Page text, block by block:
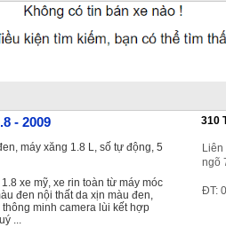
- 2009 310
máy xăng 1.8 L, số tự động, 5
xe mỹ, xe rin toàn từ máy móc
đen nội thất da xịn màu đen,
minh camera lùi kết hợp
...
Liên
ngõ
ĐT: